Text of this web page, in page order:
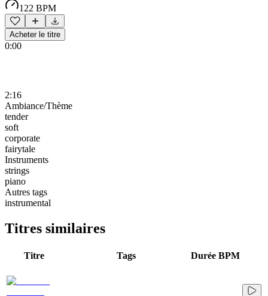
122 BPM
Acheter le titre
0:00
2:16
Ambiance/Thème
tender
soft
corporate
fairytale
Instruments
strings
piano
Autres tags
instrumental
Titres similaires
Titre Tags Durée BPM